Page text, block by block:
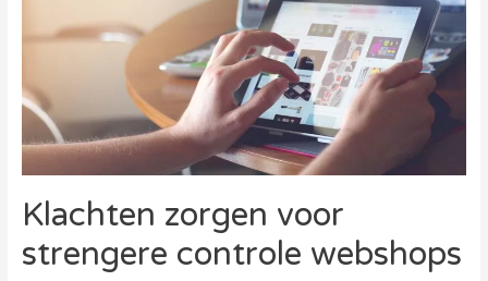
Klachten zorgen voor
strengere controle webshops